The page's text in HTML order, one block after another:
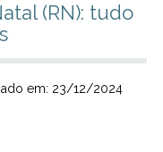
(RN): tudo
em: 23/12/2024